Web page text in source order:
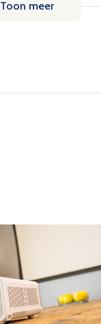
Toon meer